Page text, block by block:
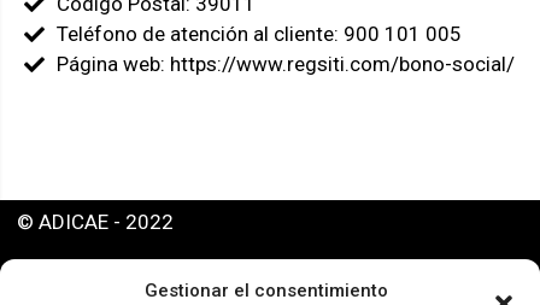
Gestionar el consentimiento
Teléfono de atención al cliente: 900 101 005
Página web: https://www.regsiti.com/bono-social/
© ADICAE - 2022